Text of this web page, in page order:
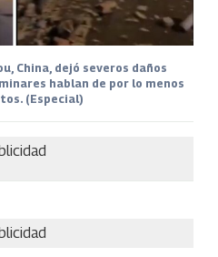
China, dejó severos daños
hablan de por lo menos
(Especial)